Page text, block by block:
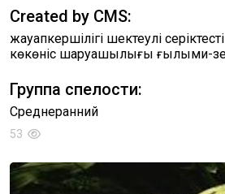
Created by CMS:
жауапкершілігі шектеулі
көкөніс шаруашылығы ғылыми-
Группа спелости:
Среднеранний
53